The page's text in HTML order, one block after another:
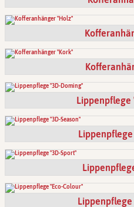
Lippenpflege
Lippenpflege
Lippenpflege